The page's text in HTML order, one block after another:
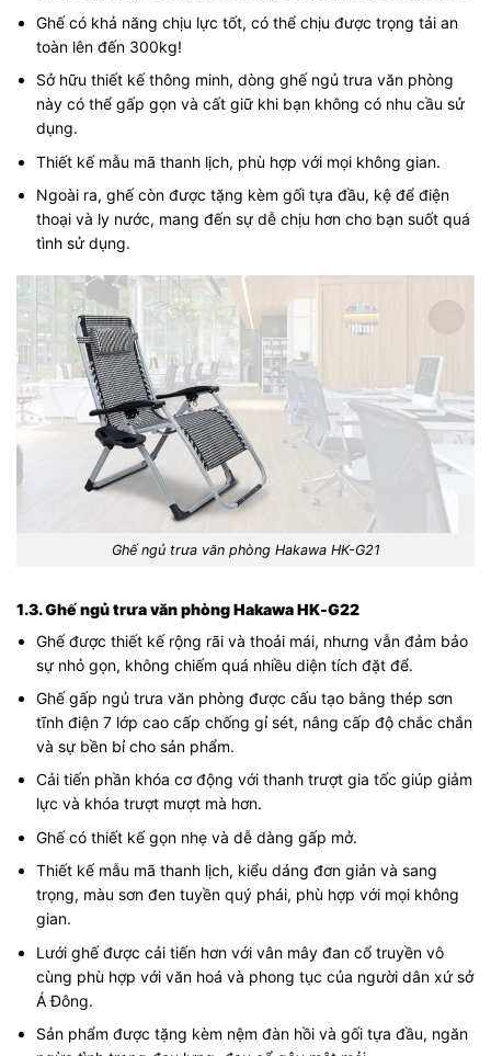
Ghế có khả năng chịu lực tốt, có thể chịu được trọng tải an
toàn lên đến 300kg!
Sở hữu thiết kế thông minh, dòng ghế ngủ trưa văn phòng
này có thể gấp gọn và cất giữ khi bạn không có nhu cầu sử
dụng.
Thiết kế mẫu mã thanh lịch, phù hợp với mọi không gian.
Ngoài ra, ghế còn được tặng kèm gối tựa đầu, kệ để điện
thoại và ly nước, mang đến sự dễ chịu hơn cho bạn suốt quá
tình sử dụng.
Ghế ngủ trưa văn phòng Hakawa HK-G21
1.3. Ghế ngủ trưa văn phòng Hakawa HK-G22
Ghế được thiết kế rộng rãi và thoải mái, nhưng vẫn đảm bảo
sự nhỏ gọn, không chiếm quá nhiều diện tích đặt để.
Ghế gấp ngủ trưa văn phòng được cấu tạo bằng thép sơn
tĩnh điện 7 lớp cao cấp chống gỉ sét, nâng cấp độ chắc chắn
và sự bền bỉ cho sản phẩm.
Cải tiến phần khóa cơ động với thanh trượt gia tốc giúp giảm
lực và khóa trượt mượt mà hơn.
Ghế có thiết kế gọn nhẹ và dễ dàng gấp mở.
Thiết kế mẫu mã thanh lịch, kiểu dáng đơn giản và sang
trọng, màu sơn đen tuyền quý phái, phù hợp với mọi không
gian.
Lưới ghế được cải tiến hơn với vân mây đan cổ truyền vô
cùng phù hợp với văn hoá và phong tục của người dân xứ sở
Á Đông.
Sản phẩm được tặng kèm nệm đàn hồi và gối tựa đầu, ngăn